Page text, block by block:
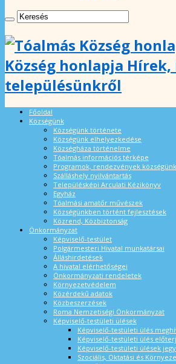
Község honlapja
településünkről
Főoldal
Községünk
Községünk története
Községünk elhelyezkedése
Községháza történelme
Tóalmás információs térképe
Programok, rendezvények
Szálláshely nyilvántartás
Településképi Arculati Kézikönyv
Egyház
Tóalmási amatőr művészek
Községünkben történt fejlesztések
Közrend, Közbiztonság
Önkormányzat
Képviselő-testület
Polgármesteri Hivatal munkatársai
Álláshirdetések
A hivatal elérhetőségei
Önkormányzati rendeletek
Környezetvédelem
Közérdekű adatok
Közbeszerzések
Roma Nemzetiségi Önkormányzat
Képviselő-testületi ülések
Képviselő-testületi ülés
Képviselő-testületi ülés
Képviselő-testületi ülések
Szociális, Oktatási és